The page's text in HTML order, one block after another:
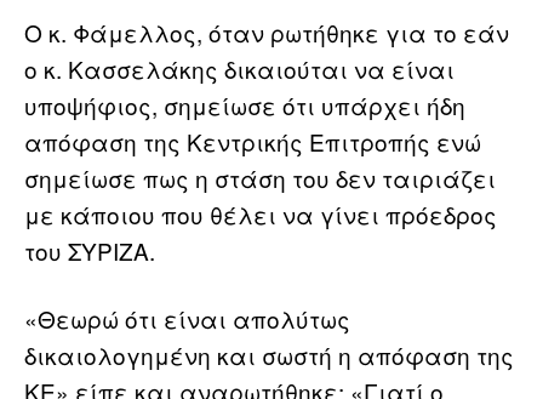
Ο κ. Φάμελλος, όταν ρωτήθηκε για το εάν
ο κ. Κασσελάκης δικαιούται να είναι
υποψήφιος, σημείωσε ότι υπάρχει ήδη
απόφαση της Κεντρικής Επιτροπής ενώ
σημείωσε πως η στάση του δεν ταιριάζει
με κάποιου που θέλει να γίνει πρόεδρος
του ΣΥΡΙΖΑ.
«Θεωρώ ότι είναι απολύτως
δικαιολογημένη και σωστή η απόφαση της
ΚΕ» είπε και αναρωτήθηκε: «Γιατί ο